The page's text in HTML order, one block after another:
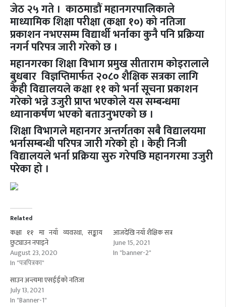
जेठ २५ गते । काठमाडौं महानगरपालिकाले
माध्यामिक शिक्षा परीक्षा (कक्षा १०) को नतिजा
प्रकाशन नभएसम्म विद्यार्थी भर्नाका कुनै पनि प्रक्रिया
नगर्न परिपत्र जारी गरेको छ ।
महानगरका शिक्षा विभाग प्रमुख सीताराम कोइरालाले
बुधबार विज्ञप्तिमार्फत २०८० शैक्षिक सत्रका लागि
केही विद्यालयले कक्षा ११ को भर्ना सूचना प्रकाशन
गरेको भन्ने उजुरी प्राप्त भएकोले यस सम्बन्धमा
ध्यानाकर्षण भएको बताउनुभएको छ ।
शिक्षा विभागले महानगर अन्तर्गतका सबै विद्यालयमा
भर्नासम्बन्धी परिपत्र जारी गरेको हो । केही निजी
विद्यालयले भर्ना प्रक्रिया सुरु गरेपछि महानगरमा उजुरी
परेका हो ।
Related
कक्षा ११ मा नयाँ व्यवस्था, सङ्काय
छुट्याउन नपाइने
August 23, 2020
In "पत्रपित्रका"
आजदेखि नयाँ शैक्षिक सत्र
June 15, 2021
In "banner-2"
साउन अन्त्यमा एसईईको नतिजा
July 13, 2021
In "Banner-1"